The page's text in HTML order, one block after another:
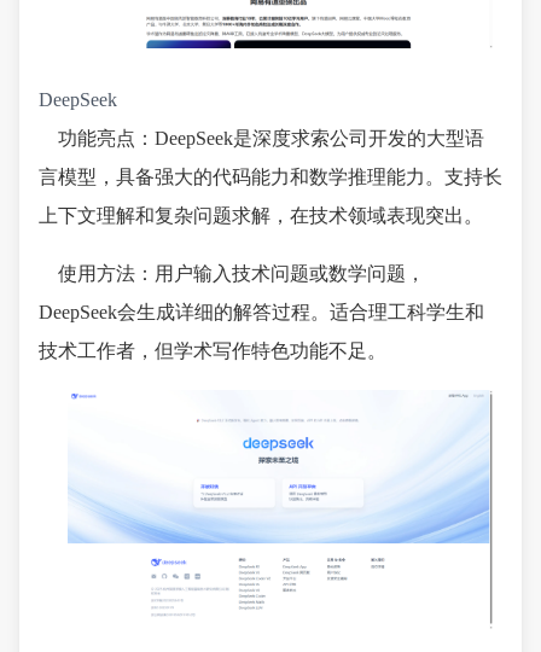
DeepSeek
功能亮点：DeepSeek是深度求索公司开发的大型语
言模型，具备强大的代码能力和数学推理能力。支持长
上下文理解和复杂问题求解，在技术领域表现突出。
使用方法：用户输入技术问题或数学问题，
DeepSeek会生成详细的解答过程。适合理工科学生和
技术工作者，但学术写作特色功能不足。